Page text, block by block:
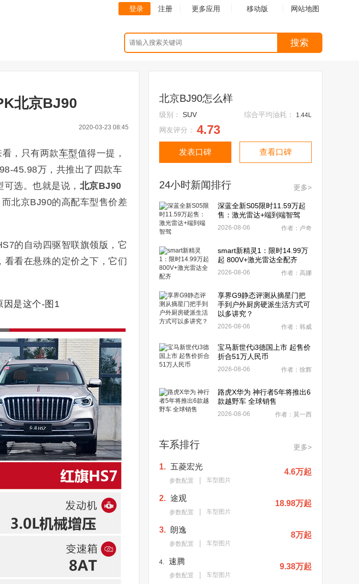
登录 注册 更多应用 移动版 网站地图
搜索
北京BJ90
2020-03-23 08:45
看，只有两款车型值得一提，
45.98万，共推出了四款车
选。也就是说， 北京BJ90
而北京BJ90的高配车型售价差
的自动四驱智联旗领版，它
看在悬殊的定价之下，它们
北京BJ90怎么样
级别： SUV 综合平均油耗： 1.44L
网友评分： 4.73
发表口碑 查看口碑
24小时新闻排行 更多>
深蓝全新S05限时11.59万起
售：激光雷达+端到端智驾
2026-08-06 作者：卢奇
smart新精灵1：限时14.99万
起 800V+激光雷达全配齐
2026-08-06 作者：高娜
享界G9静态评测从摘星门把
手到户外厨房硬派生活方式可
以多讲究？
2026-08-06 作者：韩威
宝马新世代i3德国上市 起售价
折合51万人民币
2026-08-06 作者：徐辉
路虎X华为 神行者5年将推出6
款越野车 全球销售
2026-08-06 作者：莫一西
车系排行 更多>
1. 五菱宏光
参数配置 车型图片
4.6万起
2. 途观
参数配置 车型图片
18.98万起
3. 朗逸
参数配置 车型图片
8万起
4. 速腾
参数配置 车型图片
9.38万起